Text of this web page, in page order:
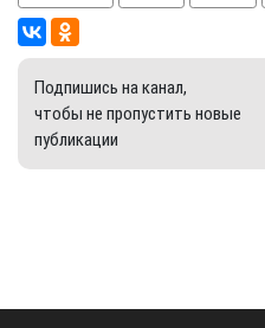
Подпишись на канал,
чтобы не пропустить новые
публикации